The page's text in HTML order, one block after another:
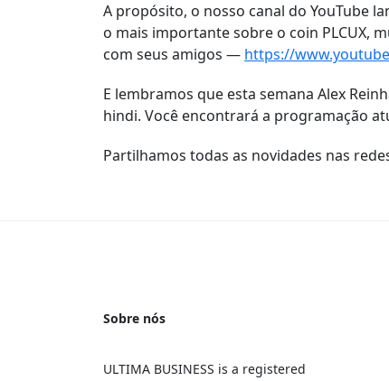
A propósito, o nosso canal do YouTube
o mais importante sobre o coin PLCUX,
com seus amigos — https://
E lembramos que esta semana Alex
hindi. Você encontrará a programação
Partilhamos todas as novidades nas
Sobre nós
ULTIMA BUSINESS is a registered